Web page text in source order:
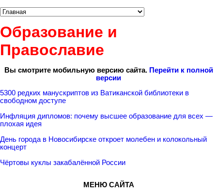
Образование и
Православие
Вы смотрите мобильную версию сайта. Перейти к полной
версии
5300 редких манускриптов из Ватиканской библиотеки в
свободном доступе
Инфляция дипломов: почему высшее образование для всех —
плохая идея
День города в Новосибирске откроет молебен и колокольный
концерт
Чёртовы куклы закабалённой России
МЕНЮ САЙТА